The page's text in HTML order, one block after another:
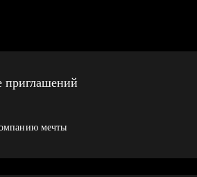
приглашений
мечты